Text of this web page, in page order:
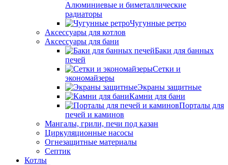
Алюминиевые и биметаллические
радиаторы
Чугунные ретро
Аксессуары для котлов
Аксессуары для бани
Баки для банных
печей
Сетки и
экономайзеры
Экраны защитные
Камни для бани
Порталы для
печей и каминов
Мангалы, грили, печи под казан
Циркуляционные насосы
Огнезащитные материалы
Септик
Котлы